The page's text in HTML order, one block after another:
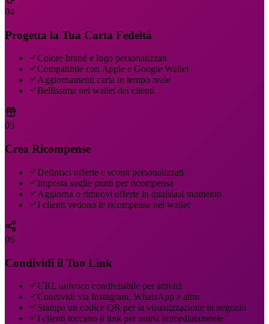
04
Progetta la Tua Carta Fedeltà
Colore brand e logo personalizzati
Compatibile con Apple e Google Wallet
Aggiornamenti carta in tempo reale
Bellissima nel wallet dei clienti
05
Crea Ricompense
Definisci offerte e sconti personalizzati
Imposta soglie punti per ricompensa
Aggiorna o rimuovi offerte in qualsiasi momento
I clienti vedono le ricompense nel wallet
06
Condividi il Tuo Link
URL univoco condivisibile per attività
Condividi via Instagram, WhatsApp e altro
Stampa un codice QR per la visualizzazione in negozio
I clienti toccano il link per unirsi immediatamente